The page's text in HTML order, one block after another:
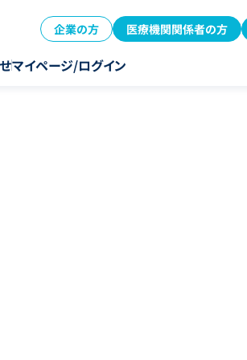
企業の方 医療機関関係者の方
マイページ/ログイン